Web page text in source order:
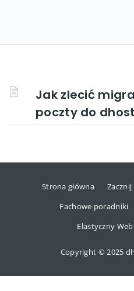
Jak zlecić
poczty do
Strona główna
Fachowe poradniki
Elastyczny
Copyright © 2025